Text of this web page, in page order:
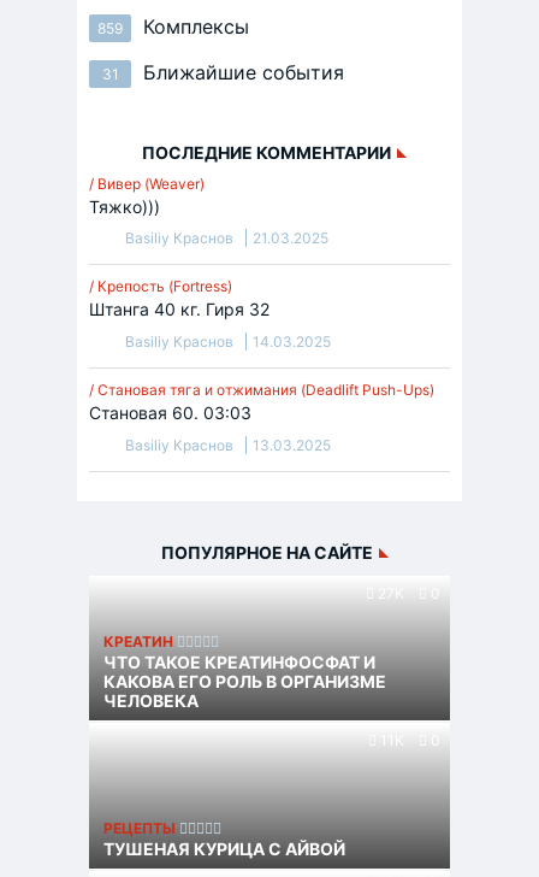
859 Комплексы
31 Ближайшие события
ПОСЛЕДНИЕ КОММЕНТАРИИ
/ Вивер (Weaver)
Тяжко)))
Basiliy Краснов 21.03.2025
/ Крепость (Fortress)
Штанга 40 кг. Гиря 32
Basiliy Краснов 14.03.2025
/ Становая тяга и отжимания (Deadlift Push-Ups)
Становая 60. 03:03
Basiliy Краснов 13.03.2025
ПОПУЛЯРНОЕ НА САЙТЕ
27K
КРЕАТИН
ЧТО ТАКОЕ КРЕАТИНФОСФАТ И
КАКОВА ЕГО РОЛЬ В ОРГАНИЗМЕ
ЧЕЛОВЕКА
11K 0
РЕЦЕПТЫ
ТУШЕНАЯ КУРИЦА С АЙВОЙ